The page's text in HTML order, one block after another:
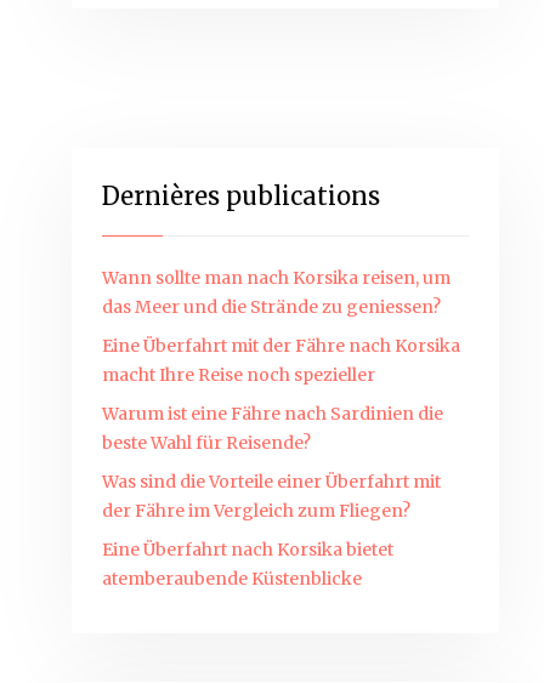
Dernières publications
Wann sollte man nach Korsika reisen, um
das Meer und die Strände zu geniessen?
Eine Überfahrt mit der Fähre nach Korsika
macht Ihre Reise noch spezieller
Warum ist eine Fähre nach Sardinien die
beste Wahl für Reisende?
Was sind die Vorteile einer Überfahrt mit
der Fähre im Vergleich zum Fliegen?
Eine Überfahrt nach Korsika bietet
atemberaubende Küstenblicke